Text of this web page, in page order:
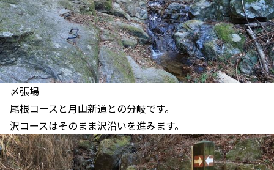
〆張場
尾根コースと月山新道との分岐です。
沢コースはそのまま沢沿いを進みます。